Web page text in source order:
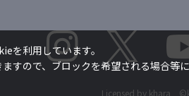
Licensed by khara
を利用しています。
ので、ブロックを希望される場合等に